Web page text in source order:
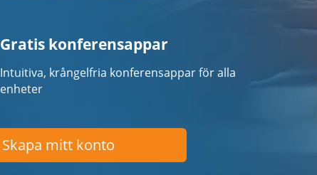
Gratis konferensappar
Intuitiva, krångelfria konferensappar för alla
enheter
Skapa mitt konto